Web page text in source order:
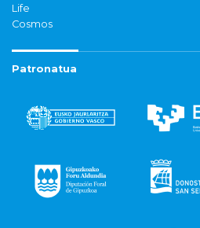
Life
Cosmos
Patronatua